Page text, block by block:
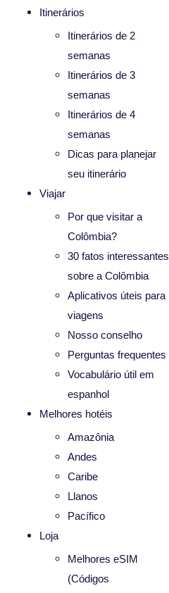
Itinerários
Itinerários de 2
semanas
Itinerários de 3
semanas
Itinerários de 4
semanas
Dicas para planejar
seu itinerário
Viajar
Por que visitar a
Colômbia?
30 fatos interessantes
sobre a Colômbia
Aplicativos úteis para
viagens
Nosso conselho
Perguntas frequentes
Vocabulário útil em
espanhol
Melhores hotéis
Amazônia
Andes
Caribe
Llanos
Pacífico
Loja
Melhores eSIM
(Códigos